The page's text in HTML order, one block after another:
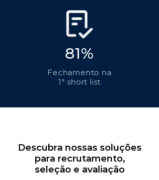
81%
Fechamento na
1ª short list
Descubra nossas soluções
para recrutamento,
seleção e avaliação